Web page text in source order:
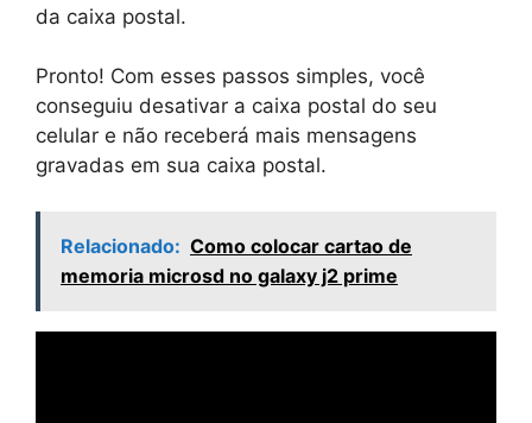
da caixa postal.
Pronto! Com esses passos simples, você
conseguiu desativar a caixa postal do seu
celular e não receberá mais mensagens
gravadas em sua caixa postal.
Relacionado: Como colocar cartao de
memoria microsd no galaxy j2 prime